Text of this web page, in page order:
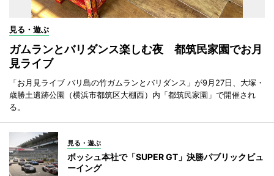
見る・遊ぶ
ガムランとバリダンス楽しむ夜 都筑民家園でお月
見ライブ
「お月見ライブ バリ島の竹ガムランとバリダンス」が9月27日、大塚・
歳勝土遺跡公園（横浜市都筑区大棚西）内「都筑民家園」で開催され
る。
見る・遊ぶ
ボッシュ本社で「SUPER GT」決勝パブリックビュ
ーイング